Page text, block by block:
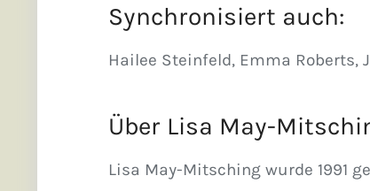
Synchronisiert auch:
Hailee Steinfeld, Emma Roberts,
Über Lisa May-
Lisa May-Mitsching wurde 1991